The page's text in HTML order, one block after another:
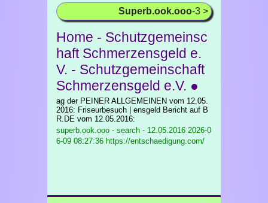
Superb.ook.ooo-3 >
Home - Schutzgemeinsc
haft Schmerzensgeld e.
V. - Schutzgemeinschaft
Schmerzensgeld e.V. ●
ag der PEINER ALLGEMEINEN vom 12.05.
2016: Friseurbesuch | ensgeld Bericht auf B
R.DE vom 12.05.2016:
superb.ook.ooo - search - 12.05.2016 2026-0
6-09 08:27:36 https://entschaedigung.com/